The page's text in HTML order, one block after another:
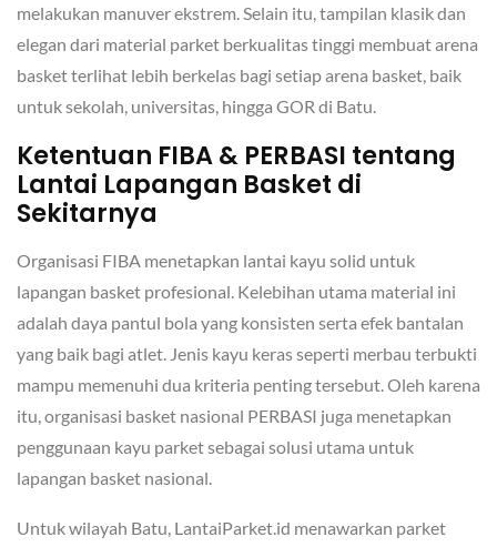
melakukan manuver ekstrem. Selain itu, tampilan klasik dan
elegan dari material parket berkualitas tinggi membuat arena
basket terlihat lebih berkelas bagi setiap arena basket, baik
untuk sekolah, universitas, hingga GOR di Batu.
Ketentuan FIBA & PERBASI tentang
Lantai Lapangan Basket di
Sekitarnya
Organisasi FIBA menetapkan lantai kayu solid untuk
lapangan basket profesional. Kelebihan utama material ini
adalah daya pantul bola yang konsisten serta efek bantalan
yang baik bagi atlet. Jenis kayu keras seperti merbau terbukti
mampu memenuhi dua kriteria penting tersebut. Oleh karena
itu, organisasi basket nasional PERBASI juga menetapkan
penggunaan kayu parket sebagai solusi utama untuk
lapangan basket nasional.
Untuk wilayah Batu, LantaiParket.id menawarkan parket